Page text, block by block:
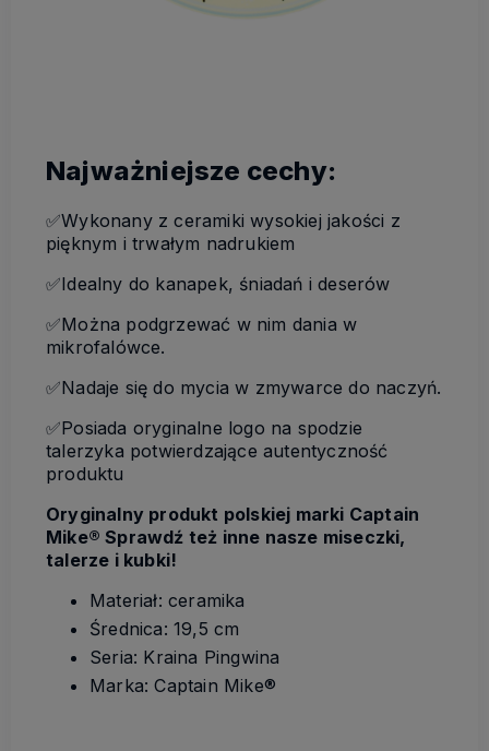
Najważniejsze cechy:
✅Wykonany z ceramiki wysokiej jakości z
pięknym i trwałym nadrukiem
✅Idealny do kanapek, śniadań i deserów
✅Można podgrzewać w nim dania w
mikrofalówce.
✅Nadaje się do mycia w zmywarce do naczyń.
✅Posiada oryginalne logo na spodzie
talerzyka potwierdzające autentyczność
produktu
Oryginalny produkt polskiej marki Captain
Mike®Sprawdź też inne nasze miseczki,
talerze i kubki!
Materiał: ceramika
Średnica: 19,5 cm
Seria: Kraina Pingwina
Marka: Captain Mike®